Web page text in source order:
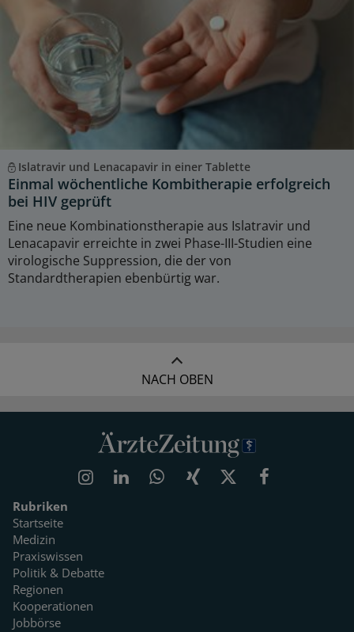
Islatravir und Lenacapavir in einer Tablette
Einmal wöchentliche Kombitherapie erfolgreich
bei HIV geprüft
Eine neue Kombinationstherapie aus Islatravir und
Lenacapavir erreichte in zwei Phase-III-Studien eine
virologische Suppression, die der von
Standardtherapien ebenbürtig war.
NACH OBEN
Rubriken
Startseite
Medizin
Praxiswissen
Politik & Debatte
Regionen
Kooperationen
Jobbörse